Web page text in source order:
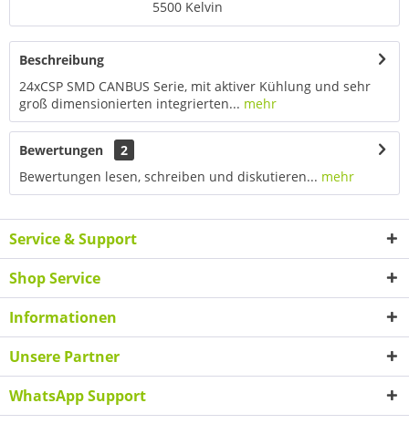
5500 Kelvin
Beschreibung
24xCSP SMD CANBUS Serie, mit aktiver Kühlung und sehr
groß dimensionierten integrierten... mehr
Bewertungen
2
Bewertungen lesen, schreiben und diskutieren... mehr
Service & Support
Shop Service
Informationen
Unsere Partner
WhatsApp Support